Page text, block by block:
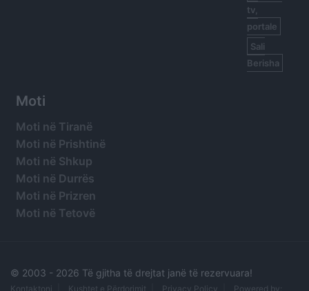
tv,
portale
Sali
Berisha
Moti
Moti në Tiranë
Moti në Prishtinë
Moti në Shkup
Moti në Durrës
Moti në Prizren
Moti në Tetovë
© 2003 - 2026 Të gjitha të drejtat janë të rezervuara!
Kontaktoni Kushtet e Përdorimit Privacy Policy Powered by: